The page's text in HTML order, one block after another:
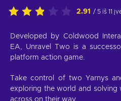
2.91 / 5 iš 11
Developed by Coldwood
EA, Unravel Two is a
platform action game.
Take control of two Yarnys
exploring the world and solving